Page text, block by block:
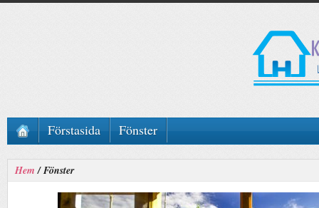
Förstasida Fönster
Hem /Fönster